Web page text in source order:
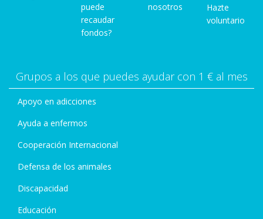
puede
recaudar
fondos?
nosotros
Hazte
voluntario
Grupos a los que puedes ayudar con 1 € al mes
Apoyo en adicciones
Ayuda a enfermos
Cooperación Internacional
Defensa de los animales
Discapacidad
Educación